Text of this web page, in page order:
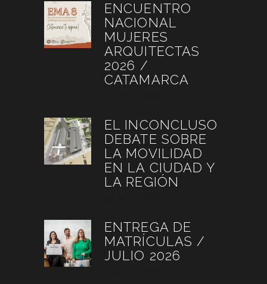
ENCUENTRO
NACIONAL
MUJERES
ARQUITECTAS
2026 /
CATAMARCA
EL INCONCLUSO
DEBATE SOBRE
LA MOVILIDAD
EN LA CIUDAD Y
LA REGIÓN
ENTREGA DE
MATRÍCULAS /
JULIO 2026